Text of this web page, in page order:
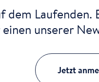
dem
unserer
Jetzt